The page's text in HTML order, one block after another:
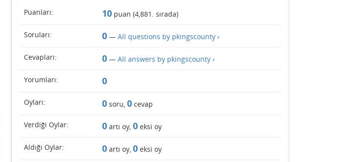
Puanları: 10puan (4,881 . sırada)
Soruları: 0— All questions by pkingscounty ›
Cevapları: 0— All answers by pkingscounty ›
Yorumları: 0
Oyları: 0soru, 0cevap
Verdiği Oylar: 0artı oy, 0eksi oy
Aldığı Oylar: 0artı oy, 0eksi oy